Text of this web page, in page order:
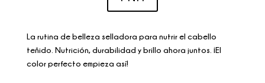
La rutina de belleza selladora para nutrir el cabello
teñido. Nutrición, durabilidad y brillo ahora juntos. ¡El
color perfecto empieza así!